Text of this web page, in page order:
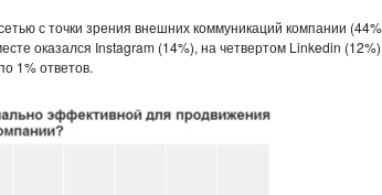
с точки зрения внешних коммуникаций компании (44%
оказался Instagram (14%), на четвертом Linkedin (12%).
1% ответов.